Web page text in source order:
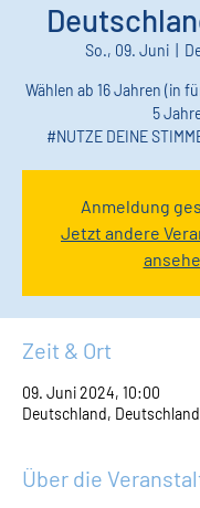
So., 09. Juni
  |
Wählen ab 16 Jahren (in
5
#NUTZE DEINE
Anmeldung
Jetzt andere
Zeit & Ort
09. Juni 2024, 10:00
Deutschland, Deutschland
Über die